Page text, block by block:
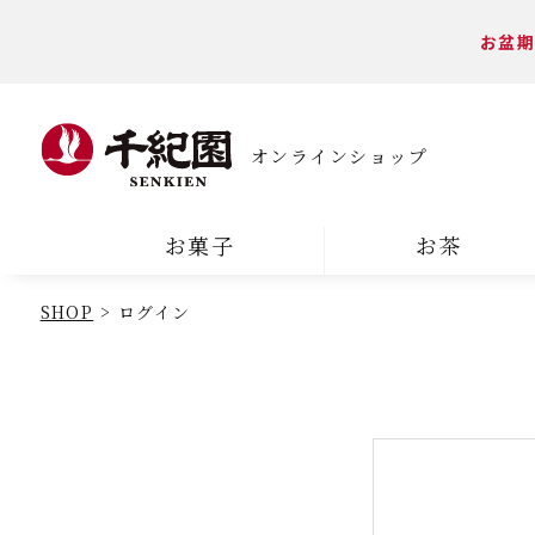
お盆
オンラインショップ
お菓子 お茶
SHOP ログイン